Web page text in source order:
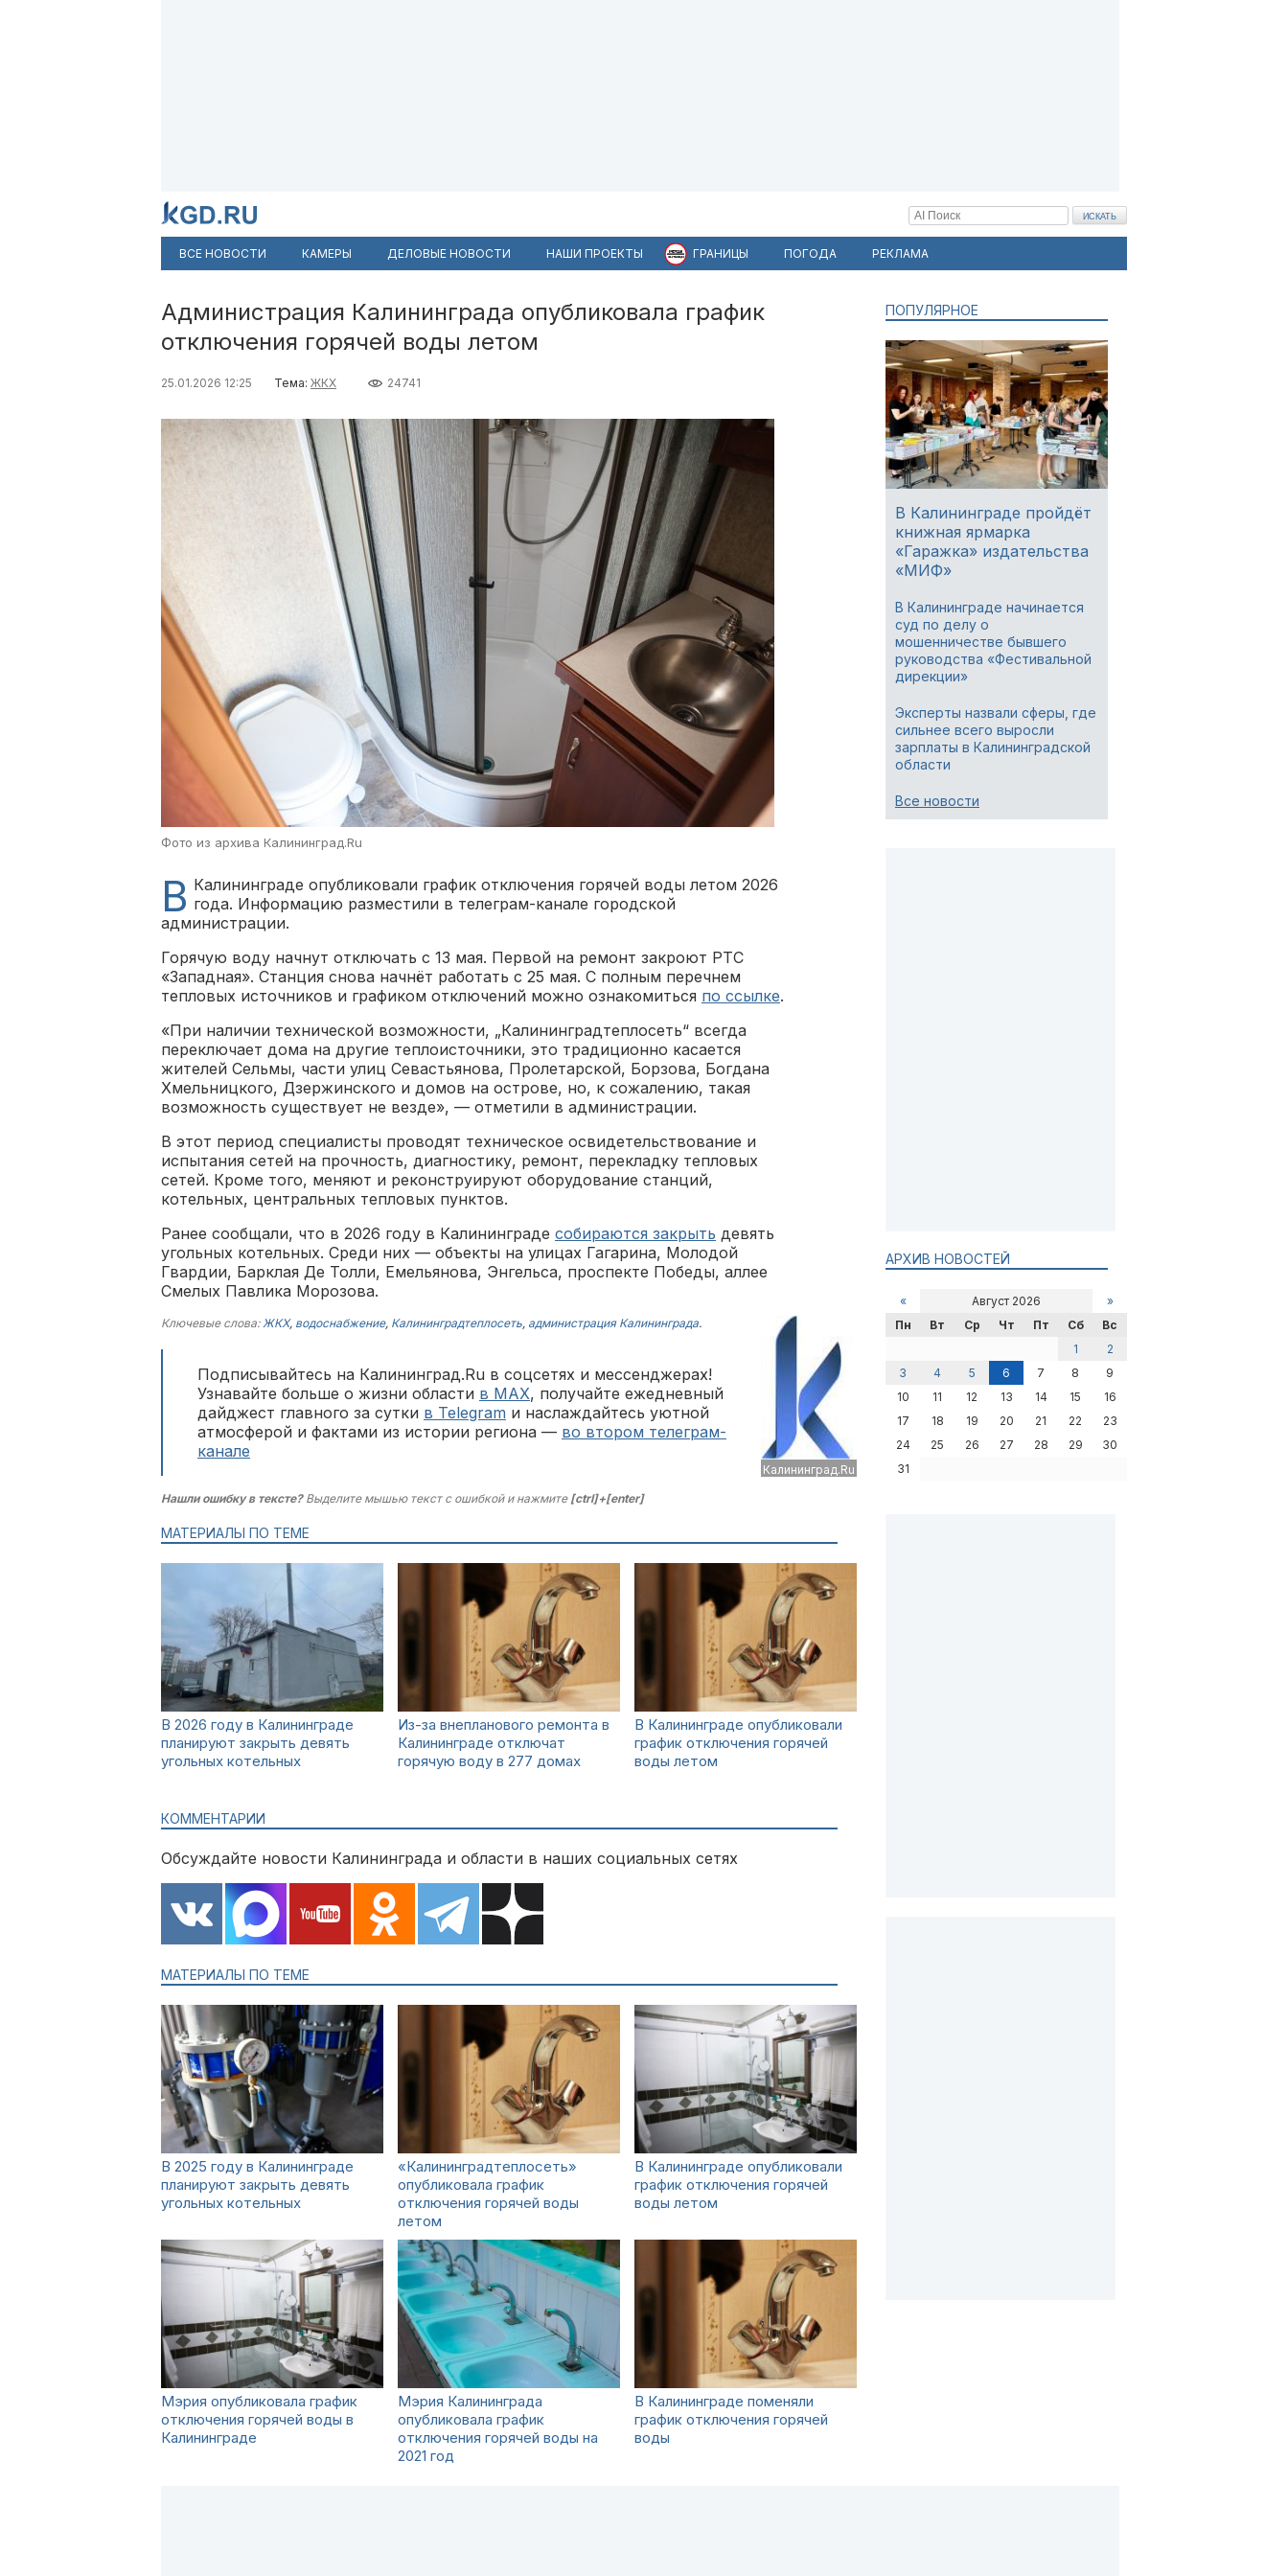
ВСЕ НОВОСТИ КАМЕРЫ ДЕЛОВЫЕ НОВОСТИ НАШИ ПРОЕКТЫ ГРАНИЦЫ ПОГОДА РЕКЛАМА
Администрация Калининграда опубликовала график
отключения горячей воды летом
25.01.2026 12:25 Тема: ЖКХ 24741
Фото из архива Калининград.Ru
В Калининграде опубликовали график отключения горячей воды летом 2026
года. Информацию разместили в телеграм-канале городской
администрации.
Горячую воду начнут отключать с 13 мая. Первой на ремонт закроют РТС
«Западная»‎. Станция снова начнёт работать с 25 мая. С полным перечнем
тепловых источников и графиком отключений можно ознакомиться по ссылке.
«При наличии технической возможности, „Калининградтеплосеть“ всегда
переключает дома на другие теплоисточники, это традиционно касается
жителей Сельмы, части улиц Севастьянова, Пролетарской, Борзова, Богдана
Хмельницкого, Дзержинского и домов на острове, но, к сожалению, такая
возможность существует не везде», — отметили в администрации.
В этот период специалисты проводят техническое освидетельствование и
испытания сетей на прочность, диагностику, ремонт, перекладку тепловых
сетей. Кроме того, меняют и реконструируют оборудование станций,
котельных, центральных тепловых пунктов.
Ранее сообщали, что в 2026 году в Калининграде собираются закрыть девять
угольных котельных. Среди них — объекты на улицах Гагарина, Молодой
Гвардии, Барклая Де Толли, Емельянова, Энгельса, проспекте Победы, аллее
Смелых Павлика Морозова.
Калининград.Ru
Ключевые слова:ЖКХ, водоснабжение, Калининградтеплосеть, администрация Калининграда.
Подписывайтесь на Калининград.Ru в соцсетях и мессенджерах!
Узнавайте больше о жизни области в MAX, получайте ежедневный
дайджест главного за сутки в Telegram и наслаждайтесь уютной
атмосферой и фактами из истории региона — во втором телеграм-
канале
Нашли ошибку в тексте?Выделите мышью текст с ошибкой и нажмите [ctrl]+[enter]
МАТЕРИАЛЫ ПО ТЕМЕ
В 2026 году в Калининграде
планируют закрыть девять
угольных котельных
Из-за внепланового ремонта в
Калининграде отключат
горячую воду в 277 домах
В Калининграде опубликовали
график отключения горячей
воды летом
КОММЕНТАРИИ
Обсуждайте новости Калининграда и области в наших социальных сетях
МАТЕРИАЛЫ ПО ТЕМЕ
В 2025 году в Калининграде
планируют закрыть девять
угольных котельных
«‎Калининградтеплосеть»
опубликовала график
отключения горячей воды
летом
В Калининграде опубликовали
график отключения горячей
воды летом
Мэрия опубликовала график
отключения горячей воды в
Калининграде
Мэрия Калининграда
опубликовала график
отключения горячей воды на
2021 год
В Калининграде поменяли
график отключения горячей
воды
ПОПУЛЯРНОЕ
В Калининграде пройдёт
книжная ярмарка
«Гаражка» издательства
«МИФ»
В Калининграде начинается
суд по делу о
мошенничестве бывшего
руководства «Фестивальной
дирекции»
Эксперты назвали сферы, где
сильнее всего выросли
зарплаты в Калининградской
области
Все новости
АРХИВ НОВОСТЕЙ
« Август 2026
»
Пн
Вт Ср Чт Пт Сб
Вс
1
2
3
4 5 6 7 8
9
10
11 12 13 14 15
16
17
18 19 20 21 22
23
24
25 26 27 28 29
30
31